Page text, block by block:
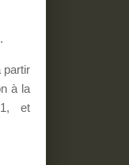
partir
à la
et